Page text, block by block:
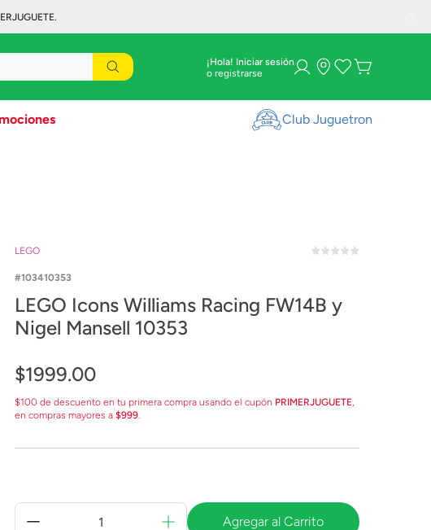
¡Hola! Iniciar sesión
Club Juguetron
LEGO
103410353
LEGO Icons Williams Racing FW14B y
Nigel Mansell 10353
$1999.00
$100 de descuento en tu primera compra usando el cupón PRIMERJUGUETE,
en compras mayores a $999.
Agregar al Carrito